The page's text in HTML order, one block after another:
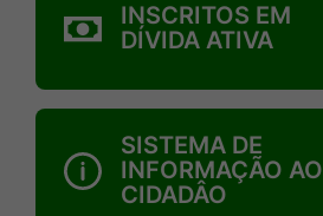
em-
-
ativa
INSCRITOS EM
DÍVIDA ATIVA
MaskSistema-
de-
informacao-
SISTEMA DE
INFORMAÇÃO AO
CIDADÂO